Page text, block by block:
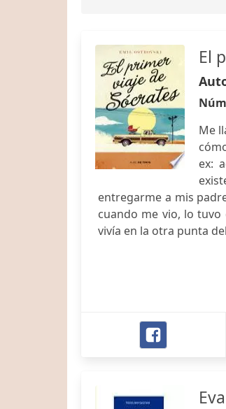
El
Me
ex:
entregarme a mis
cuando me vio, lo tuvo
vivía en la otra punta